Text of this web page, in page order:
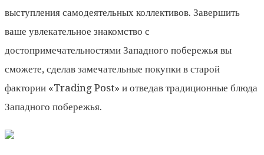
выступления самодеятельных коллективов. Завершить
ваше увлекательное знакомство с
достопримечательностями Западного побережья вы
сможете, сделав замечательные покупки в старой
фактории «Trading Post» и отведав традиционные блюда
Западного побережья.